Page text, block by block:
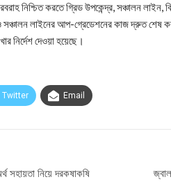
নিশ্চিত করতে গ্রিড উপকেন্দ্র, সঞ্চালন
লাইনের আপ-গ্রেডেশনের কাজ দ্রুত শেষ
নির্দেশ দেওয়া হয়েছে।
Twitter Email
সহায়তা নিয়ে দরকষাকষি